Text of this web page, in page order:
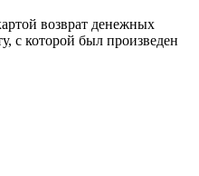
возврат денежных
с которой был произведен